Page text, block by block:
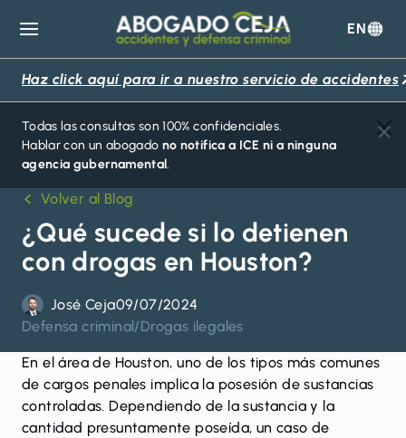
Abogado
Ceja
EN
Haz click aquí para ir a nuestro servicio de accidentes
Todas las consultas son 100% confidenciales.
Hablar con un abogado no notifica a ICE ni a ninguna
agencia gubernamental.
Volver al Blog
¿Qué sucede si lo detienen
con drogas en Houston?
José Ceja09/07/2024
Defensa criminal /Drogas ilegales
En el área de Houston, uno de los tipos más comunes
de cargos penales implica la posesión de sustancias
controladas. Dependiendo de la sustancia y la
cantidad presuntamente poseída, un caso de